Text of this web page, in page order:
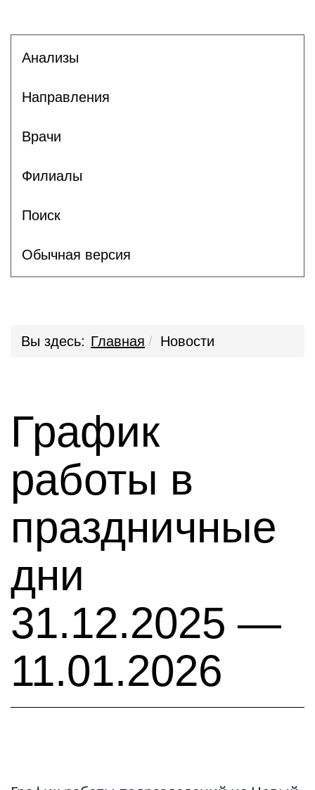
Анализы
Направления
Врачи
Филиалы
Поиск
Обычная версия
Вы здесь: Главная Новости
График
работы в
праздничные
дни
31.12.2025 —
11.01.2026